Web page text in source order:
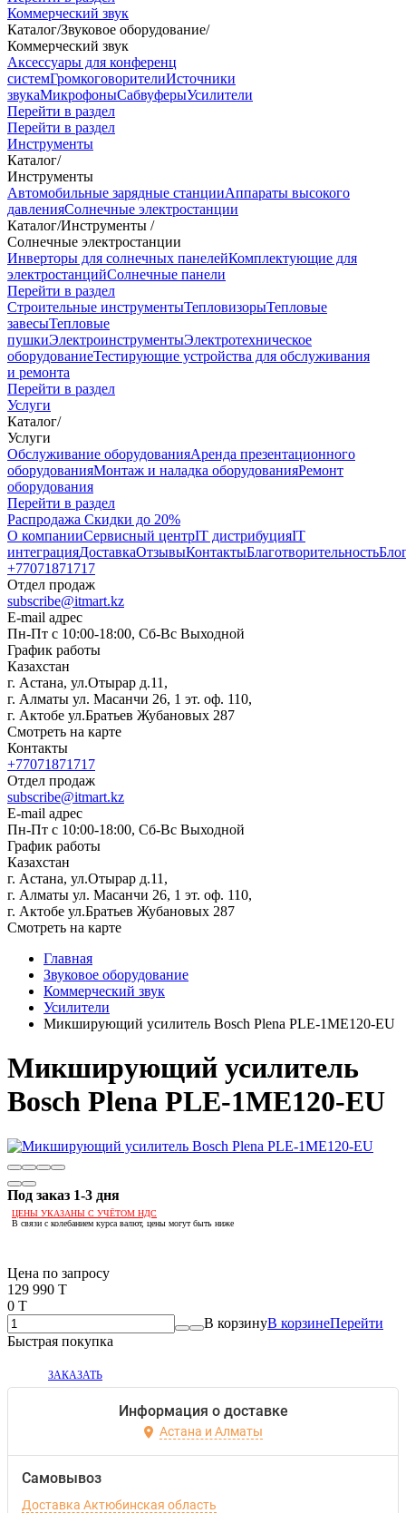
Коммерческий звук
Каталог/Звуковое оборудование/
Коммерческий звук
Аксессуары для конференц
системГромкоговорителиИсточники
звукаМикрофоныСабвуферыУсилители
Перейти в раздел
Перейти в раздел
Инструменты
Каталог/
Инструменты
Автомобильные зарядные станцииАппараты высокого
давленияСолнечные электростанции
Каталог/Инструменты /
Солнечные электростанции
Инверторы для солнечных панелейКомплектующие для
электростанцийСолнечные панели
Перейти в раздел
Строительные инструментыТепловизорыТепловые
завесыТепловые
пушкиЭлектроинструментыЭлектротехническое
оборудованиеТестирующие устройства для обслуживания
и ремонта
Перейти в раздел
Услуги
Каталог/
Услуги
Oбслуживание оборудованияАренда презентационного
оборудованияМонтаж и наладка оборудованияРемонт
оборудования
Перейти в раздел
Распродажа Скидки до 20%
О компанииСервисный центрIT дистрибуцияIT
интеграцияДоставкаОтзывыКонтактыБлаготворительность
+77071871717
Отдел продаж
subscribe@itmart.kz
E-mail адрес
Пн-Пт с 10:00-18:00, Сб-Вс Выходной
График работы
Казахстан
г. Астана, ул.Отырар д.11,
г. Алматы ул. Масанчи 26, 1 эт. оф. 110,
г. Актобе ул.Братьев Жубановых 287
Смотреть на карте
Контакты
+77071871717
Отдел продаж
subscribe@itmart.kz
E-mail адрес
Пн-Пт с 10:00-18:00, Сб-Вс Выходной
График работы
Казахстан
г. Астана, ул.Отырар д.11,
г. Алматы ул. Масанчи 26, 1 эт. оф. 110,
г. Актобе ул.Братьев Жубановых 287
Смотреть на карте
Главная
Звуковое оборудование
Коммерческий звук
Усилители
Микширующий усилитель Bosch Plena PLE-1ME120-EU
Микширующий усилитель
Bosch Plena PLE-1ME120-EU
Под заказ 1-3 дня
ЦЕНЫ УКАЗАНЫ С УЧЁТОМ НДС
В связи с колебанием курса валют, цены могут быть ниже
Цена по запросу
129 990 T
0 T
В корзинуВ корзинеПерейти
Быстрая покупка
ЗАКАЗАТЬ
Информация о доставке
Астана и Алматы
Самовывоз
Доставка Актюбинская область